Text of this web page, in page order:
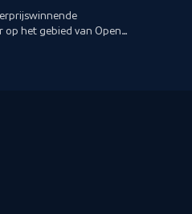
en Kamala Harris gesteund
als 2024. Hij deelt zijn
The Rest is Politics
is zijn perspectief op de
heeft dit voor
in New York.
op het gebied van Open
wat daar nou precies
in het gebouw van de New
naar de waarheid en zijn